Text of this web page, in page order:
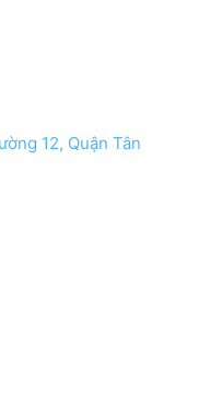
12, Quận Tân